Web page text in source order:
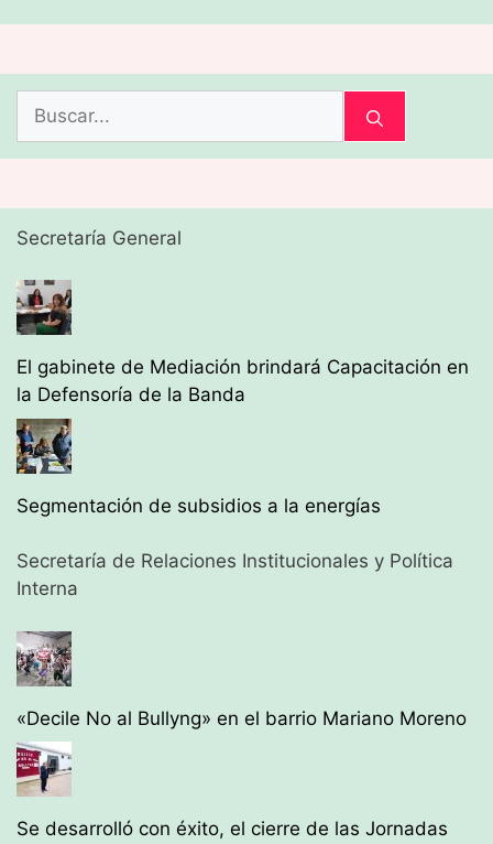
Secretaría General
El gabinete de Mediación brindará Capacitación en
la Defensoría de la Banda
Segmentación de subsidios a la energías
Secretaría de Relaciones Institucionales y Política
Interna
«Decile No al Bullyng» en el barrio Mariano Moreno
Se desarrolló con éxito, el cierre de las Jornadas